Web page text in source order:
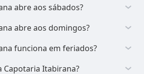
abre aos sábados?
abre aos domingos?
funciona em feriados?
Capotaria Itabirana?